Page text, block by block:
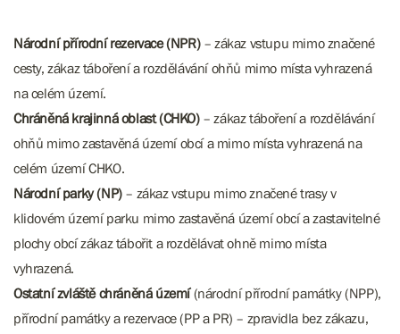
Národní přírodní rezervace (NPR)– zákaz vstupu mimo značené
cesty, zákaz táboření a rozdělávání ohňů mimo místa vyhrazená
na celém území.
Chráněná krajinná oblast (CHKO)– zákaz táboření a rozdělávání
ohňů mimo zastavěná území obcí a mimo místa vyhrazená na
celém území CHKO.​​​​​​
Národní parky (NP)– zákaz vstupu mimo značené trasy v
klidovém území parku mimo zastavěná území obcí a zastavitelné
plochy obcí zákaz tábořit a rozdělávat ohně mimo místa
vyhrazená.
Ostatní zvláště chráněná území(národní přírodní památky (NPP),
přírodní památky a rezervace (PP a PR) – zpravidla bez zákazu,